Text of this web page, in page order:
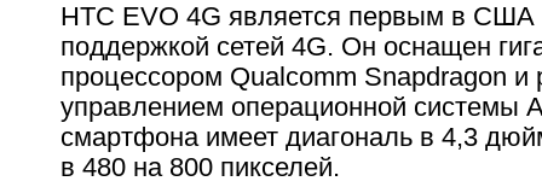
HTC EVO 4G является первым в
поддержкой сетей 4G. Он оснащен
процессором Qualcomm Snapdragon и
управлением операционной системы
смартфона имеет диагональ в 4,3
в 480 на 800 пикселей.